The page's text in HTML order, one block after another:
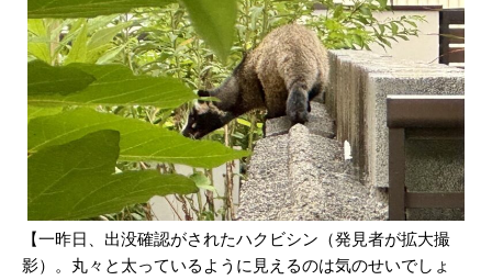
【一昨日、出没確認がされたハクビシン（発見者が拡大撮
影）。丸々と太っているように見えるのは気のせいでしょ